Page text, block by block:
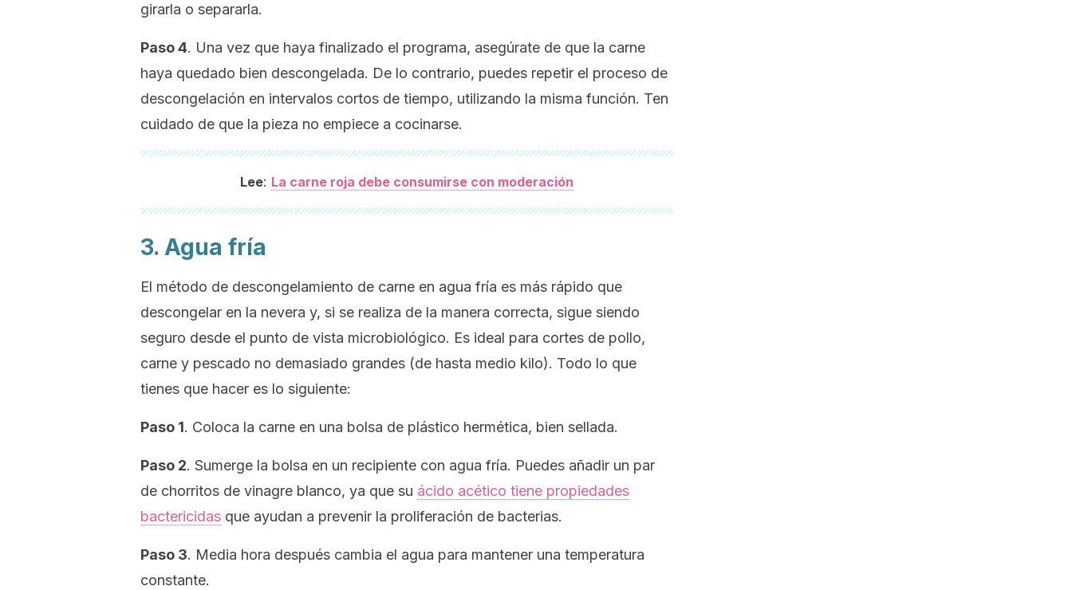
girarla o separarla.
Paso 4. Una vez que haya finalizado el programa, asegúrate de que la carne
haya quedado bien descongelada. De lo contrario, puedes repetir el proceso de
descongelación en intervalos cortos de tiempo, utilizando la misma función. Ten
cuidado de que la pieza no empiece a cocinarse.
Lee: La carne roja debe consumirse con moderación
3. Agua fría
El método de descongelamiento de carne en agua fría es más rápido que
descongelar en la nevera y, si se realiza de la manera correcta, sigue siendo
seguro desde el punto de vista microbiológico. Es ideal para cortes de pollo,
carne y pescado no demasiado grandes (de hasta medio kilo). Todo lo que
tienes que hacer es lo siguiente:
Paso 1. Coloca la carne en una bolsa de plástico hermética, bien sellada.
Paso 2. Sumerge la bolsa en un recipiente con agua fría. Puedes añadir un par
de chorritos de vinagre blanco, ya que su ácido acético tiene propiedades
bactericidas que ayudan a prevenir la proliferación de bacterias.
Paso 3. Media hora después cambia el agua para mantener una temperatura
constante.